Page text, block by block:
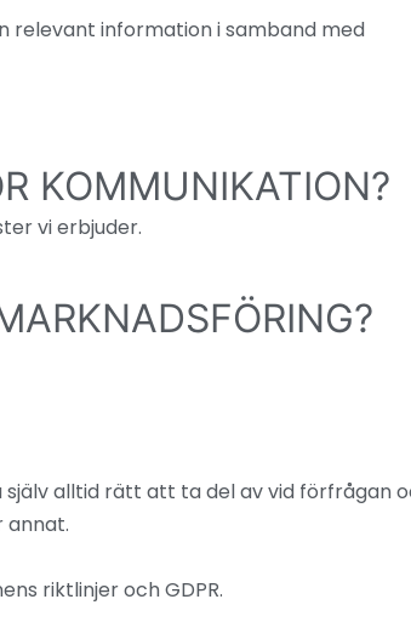
relevant information i samband med
KOMMUNIKATION?
vi erbjuder.
alltid rätt att ta del av vid förfrågan
annat.
riktlinjer och GDPR.